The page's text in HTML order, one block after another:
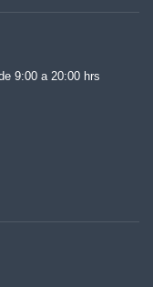
9:00 a 20:00 hrs